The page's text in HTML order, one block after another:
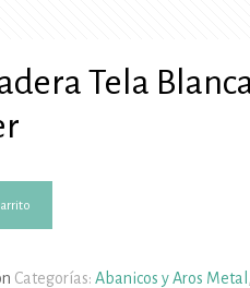
Tela
Categorías: Abanicos y Aros Metal